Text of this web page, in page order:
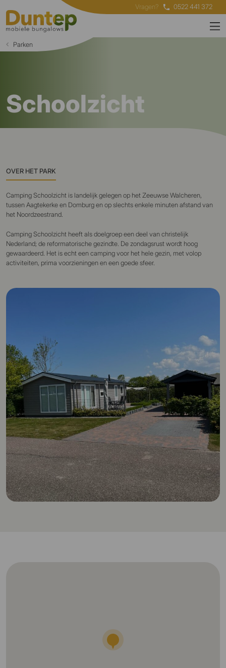
Vragen? 0522 441 372
Parken
Schoolzicht
OVER HET PARK
Camping Schoolzicht is landelijk gelegen op het Zeeuwse Walcheren,
tussen Aagtekerke en Domburg en op slechts enkele minuten afstand van
het Noordzeestrand.
Camping Schoolzicht heeft als doelgroep een deel van christelijk
Nederland; de reformatorische gezindte. De zondagsrust wordt hoog
gewaardeerd. Het is echt een camping voor het hele gezin, met volop
activiteiten, prima voorzieningen en een goede sfeer.